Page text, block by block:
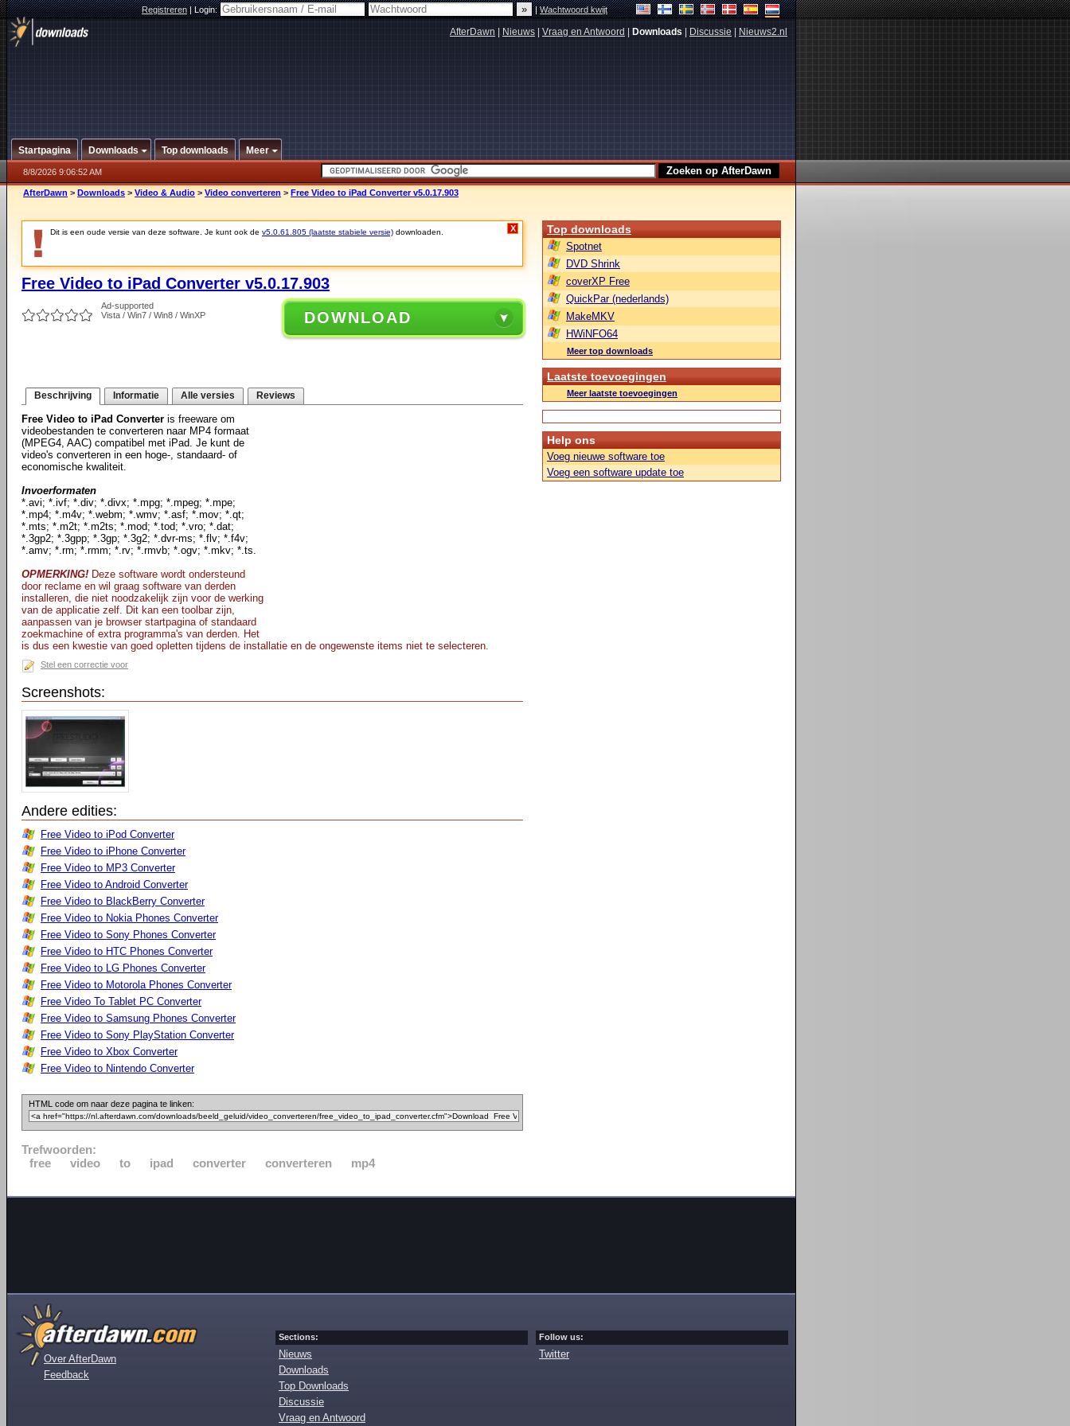
Registreren|Login: |Wachtwoord kwijt
AfterDawn Nieuws Vraag en Antwoord Downloads Discussie Nieuws2.nl
Startpagina Downloads Top downloads Meer
8/8/2026 9:06:52 AM
AfterDawn > Downloads > Video & Audio > Video converteren > Free Video to iPad Converter v5.0.17.903
Dit is een oude versie van deze software. Je kunt ook de v5.0.61.805 (laatste stabiele versie) downloaden. X
Free Video to iPad Converter v5.0.17.903
Ad-supported
Vista / Win7 / Win8 / WinXP
DOWNLOAD
Beschrijving Informatie Alle versies Reviews
Free Video to iPad Converter is freeware om
videobestanden te converteren naar MP4 formaat
(MPEG4, AAC) compatibel met iPad. Je kunt de
video's converteren in een hoge-, standaard- of
economische kwaliteit.
Invoerformaten
*.avi; *.ivf; *.div; *.divx; *.mpg; *.mpeg; *.mpe;
*.mp4; *.m4v; *.webm; *.wmv; *.asf; *.mov; *.qt;
*.mts; *.m2t; *.m2ts; *.mod; *.tod; *.vro; *.dat;
*.3gp2; *.3gpp; *.3gp; *.3g2; *.dvr-ms; *.flv; *.f4v;
*.amv; *.rm; *.rmm; *.rv; *.rmvb; *.ogv; *.mkv; *.ts.
OPMERKING! Deze software wordt ondersteund
door reclame en wil graag software van derden
installeren, die niet noodzakelijk zijn voor de werking
van de applicatie zelf. Dit kan een toolbar zijn,
aanpassen van je browser startpagina of standaard
zoekmachine of extra programma's van derden. Het
is dus een kwestie van goed opletten tijdens de installatie en de ongewenste items niet te selecteren.
Stel een correctie voor
Screenshots:
Andere edities:
Free Video to iPod Converter
Free Video to iPhone Converter
Free Video to MP3 Converter
Free Video to Android Converter
Free Video to BlackBerry Converter
Free Video to Nokia Phones Converter
Free Video to Sony Phones Converter
Free Video to HTC Phones Converter
Free Video to LG Phones Converter
Free Video to Motorola Phones Converter
Free Video To Tablet PC Converter
Free Video to Samsung Phones Converter
Free Video to Sony PlayStation Converter
Free Video to Xbox Converter
Free Video to Nintendo Converter
HTML code om naar deze pagina te linken:
Trefwoorden:
free
video to ipad converter converteren mp4
Top downloads
Spotnet
DVD Shrink
coverXP Free
QuickPar (nederlands)
MakeMKV
HWiNFO64
Meer top downloads
Laatste toevoegingen
Meer laatste toevoegingen
Help ons
Voeg nieuwe software toe
Voeg een software update toe
Over AfterDawn
Feedback
Sections:
Nieuws
Downloads
Top Downloads
Discussie
Vraag en Antwoord
Follow us:
Twitter